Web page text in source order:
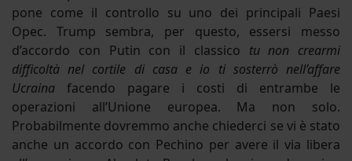
pone come il controllo su uno dei principali Paesi
Opec. Trump sembra, per questo, essersi messo
d’accordo con Putin con il classico tu non crearmi
difficoltà nel cortile di casa e io ti sosterrò nell’affare
Ucraina facendo pagare i costi di entrambe le
operazioni all’Unione europea. Ma non solo.
Probabilmente dovremmo anche chiederci se vi è stato
anche un accordo con Pechino per avere il via libera